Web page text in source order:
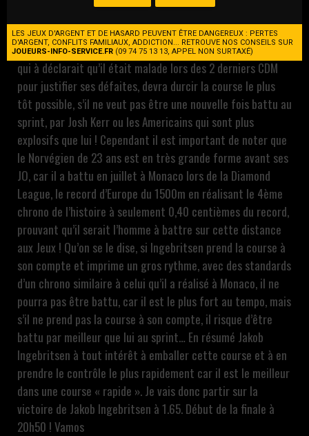
deux derniers les 2 derniers championnats du monde, fait
une nouvelle fois office de favori ce soir. Mais ce dernier
qui à déclarait qu’il était malade lors des 2 derniers CDM
pour justifier ses défaites, devra durcir la course le plus
tôt possible, s’il ne veut pas être une nouvelle fois battu au
sprint, par Josh Kerr ou les Americains qui sont plus
explosifs que lui ! Cependant il est important de noter que
le Norvégien de 23 ans est en très grande forme avant ses
JO, car il a battu en juillet à Monaco lors de la Diamond
League, le record d’Europe du 1500m en réalisant le 4ème
chrono de l’histoire à seulement 0,40 centièmes du record,
prouvant qu’il serait l’homme à battre sur cette distance
aux Jeux ! Qu’on se le dise, si Ingebritsen prend la course à
son compte et imprime un gros rythme, avec des standards
d’un chrono similaire à celui qu’il a réalisé à Monaco, il ne
pourra pas être battu, car il est le plus fort au tempo, mais
s’il ne prend pas la course à son compte, il risque d’être
battu par meilleur que lui au sprint… En résumé Jakob
Ingebritsen à tout intérêt à emballer cette course et à en
prendre le contrôle le plus rapidement car il est le meilleur
dans une course « rapide ». Je vais donc partir sur la
victoire de Jakob Ingebritsen à 1.65. Début de la finale à
20h50 ! Vamos
LES JEUX D'ARGENT ET DE HASARD PEUVENT ÊTRE DANGEREUX : PERTES
D'ARGENT, CONFLITS FAMILIAUX, ADDICTION... RETROUVE NOS CONSEILS SUR
JOUEURS-INFO-SERVICE.FR (09 74 75 13 13, APPEL NON SURTAXÉ)